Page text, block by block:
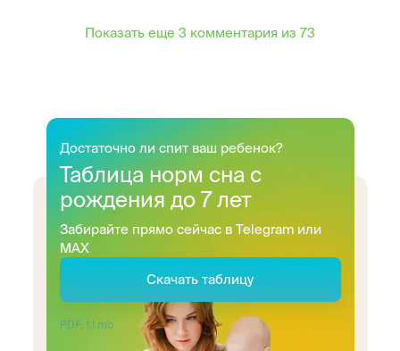
Показать еще 3 комментария из 73
Достаточно ли спит ваш ребенок?
Таблица норм сна с
рождения до 7 лет
Забирайте прямо сейчас в Telegram или
MAX
Скачать таблицу
PDF, 1,1 mb